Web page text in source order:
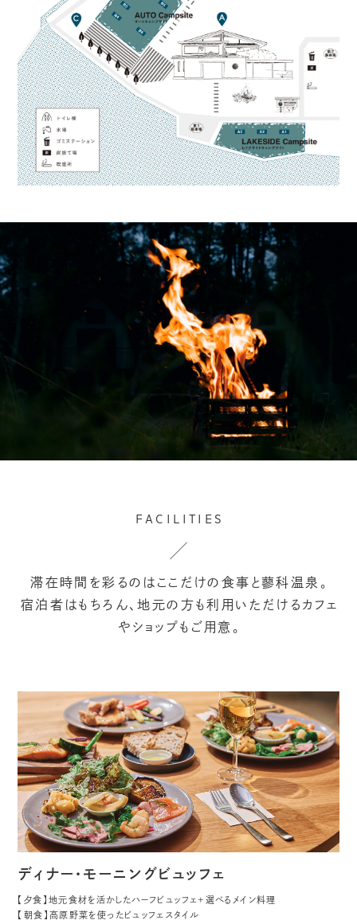
FACILITIES
滞在時間を彩るのはここだけの食事と蓼科温泉。
宿泊者はもちろん、地元の方も利用いただけるカフェ
やショップもご用意。
ディナー・モーニングビュッフェ
【夕食】地元食材を活かしたハーフビュッフェ+選べるメイン料理
【朝食】高原野菜を使ったビュッフェスタイル